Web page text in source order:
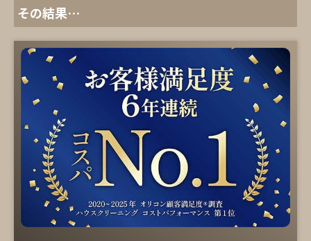
その結果…